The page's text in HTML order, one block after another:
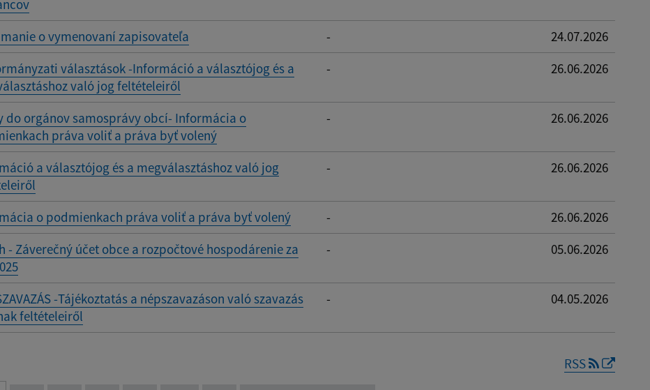
o vymenovaní zapisovateľa -
24.07.2026
választások -Információ a választójog és a
való jog feltételeiről
- 26.06.2026
do orgánov samosprávy obcí- Informácia o
práva voliť a práva byť volený
- 26.06.2026
a választójog és a megválasztáshoz való jog
- 26.06.2026
o podmienkach práva voliť a práva byť volený -
26.06.2026
- Záverečný účet obce a rozpočtové hospodárenie za
- 05.06.2026
-Tájékoztatás a népszavazáson való szavazás
feltételeiről
- 04.05.2026
RSS